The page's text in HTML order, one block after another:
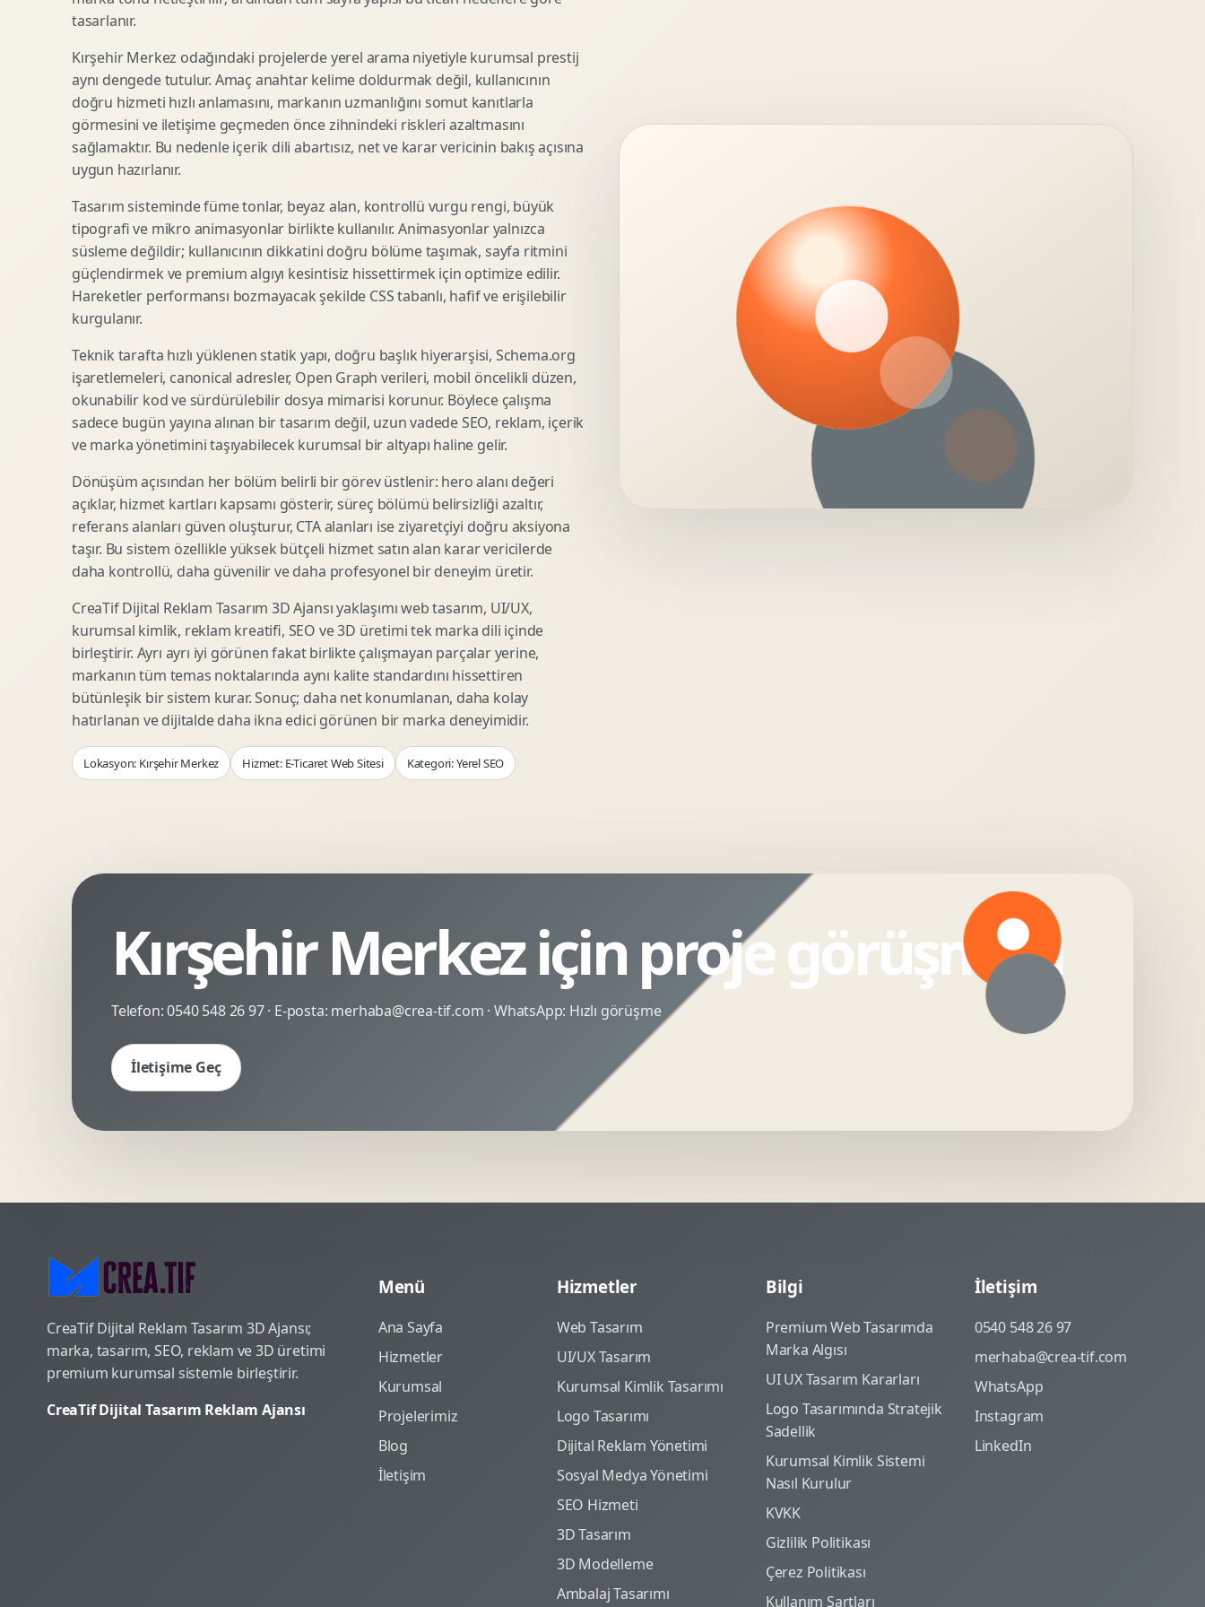
SEO Icerik Stratejisi
Schema Markup Optimizasyonu 3D Lansman Filmi Teknik Modelleme
Premium Ambalaj Tasarimi
Etiket Tasarimi
Kutu Tasarimi
Raf Gorunurlugu
Gida Ambalaj Tasarimi
Kozmetik Ambalaj Tasarimi
E Ticaret Kutu Tasarimi
Ambalaj Mockup Tasarimi
Afis Tasarimi
Brosur Tasarimi
Sunum Tasarimi
Katalog Tasarimi
Infografik Tasarimi
Fuaye Gorsel Tasarimi
Kurumsal Ilan Tasarimi
Marka Stratejisi
Marka Konumlandirma
Rekabet Analizi
Hedef Kitle Analizi
Marka Mimarisi
Deger Onerisi Tasarimi
Pazara Giris Stratejisi
Shopify Tasarim
Woocommerce Tasarim
Eticaret UX Optimizasyonu
Kategori Sayfasi Tasarimi
Sepet Odeme UX
Eticaret SEO Altyapisi
Lead Generation Landing Page
Reklam Landing Page
Webinar Landing Page
App Landing Page
Form Optimizasyonu
Sales Page Tasarimi
Display Banner Tasarimi
Video Reklam Kreatifi
Outdoor Reklam Tasarimi
Performans Kreatif Seti
Story Reklam Tasarimi
Statik Reklam Gorseli
Motion Banner Tasarimi
Logo Animasyonu
Mikro Animasyon Tasarimi
Reklam Motion Video
Arayuz Animasyonu
Sosyal Medya Motion
Webgl Deneyim Tasarimi
AI Gorsel Konsept
No Code Prototip
Veri Gorsellestirme
tasarlanır.
Kırşehir Merkez odağındaki projelerde yerel arama niyetiyle kurumsal prestij
aynı dengede tutulur. Amaç anahtar kelime doldurmak değil, kullanıcının
doğru hizmeti hızlı anlamasını, markanın uzmanlığını somut kanıtlarla
görmesini ve iletişime geçmeden önce zihnindeki riskleri azaltmasını
sağlamaktır. Bu nedenle içerik dili abartısız, net ve karar vericinin bakış açısına
uygun hazırlanır.
Tasarım sisteminde füme tonlar, beyaz alan, kontrollü vurgu rengi, büyük
tipografi ve mikro animasyonlar birlikte kullanılır. Animasyonlar yalnızca
süsleme değildir; kullanıcının dikkatini doğru bölüme taşımak, sayfa ritmini
güçlendirmek ve premium algıyı kesintisiz hissettirmek için optimize edilir.
Hareketler performansı bozmayacak şekilde CSS tabanlı, hafif ve erişilebilir
kurgulanır.
Teknik tarafta hızlı yüklenen statik yapı, doğru başlık hiyerarşisi, Schema.org
işaretlemeleri, canonical adresler, Open Graph verileri, mobil öncelikli düzen,
okunabilir kod ve sürdürülebilir dosya mimarisi korunur. Böylece çalışma
sadece bugün yayına alınan bir tasarım değil, uzun vadede SEO, reklam, içerik
ve marka yönetimini taşıyabilecek kurumsal bir altyapı haline gelir.
Dönüşüm açısından her bölüm belirli bir görev üstlenir: hero alanı değeri
açıklar, hizmet kartları kapsamı gösterir, süreç bölümü belirsizliği azaltır,
referans alanları güven oluşturur, CTA alanları ise ziyaretçiyi doğru aksiyona
taşır. Bu sistem özellikle yüksek bütçeli hizmet satın alan karar vericilerde
daha kontrollü, daha güvenilir ve daha profesyonel bir deneyim üretir.
CreaTif Dijital Reklam Tasarım 3D Ajansı yaklaşımı web tasarım, UI/UX,
kurumsal kimlik, reklam kreatifi, SEO ve 3D üretimi tek marka dili içinde
birleştirir. Ayrı ayrı iyi görünen fakat birlikte çalışmayan parçalar yerine,
markanın tüm temas noktalarında aynı kalite standardını hissettiren
bütünleşik bir sistem kurar. Sonuç; daha net konumlanan, daha kolay
hatırlanan ve dijitalde daha ikna edici görünen bir marka deneyimidir.
Lokasyon: Kırşehir Merkez Hizmet: E-Ticaret Web Sitesi Kategori: Yerel SEO
Kırşehir Merkez için proje görüşmesi
Telefon:0540 548 26 97· E-posta: merhaba@crea-tif.com · WhatsApp: Hızlı görüşme
İletişime Geç
CreaTif Dijital Reklam Tasarım 3D Ajansı;
marka, tasarım, SEO, reklam ve 3D üretimi
premium kurumsal sistemle birleştirir.
CreaTif Dijital Tasarım Reklam Ajansı
Menü
Ana Sayfa
Hizmetler
Kurumsal
Projelerimiz
Blog
İletişim
Hizmetler
Web Tasarım
UI/UX Tasarım
Kurumsal Kimlik Tasarımı
Logo Tasarımı
Dijital Reklam Yönetimi
Sosyal Medya Yönetimi
SEO Hizmeti
3D Tasarım
3D Modelleme
Ambalaj Tasarımı
Bilgi
Premium Web Tasarımda
Marka Algısı
UI UX Tasarım Kararları
Logo Tasarımında Stratejik
Sadellik
Kurumsal Kimlik Sistemi
Nasıl Kurulur
KVKK
Gizlilik Politikası
Çerez Politikası
Kullanım Şartları
İletişim
0540 548 26 97
merhaba@crea-tif.com
WhatsApp
Instagram
LinkedIn